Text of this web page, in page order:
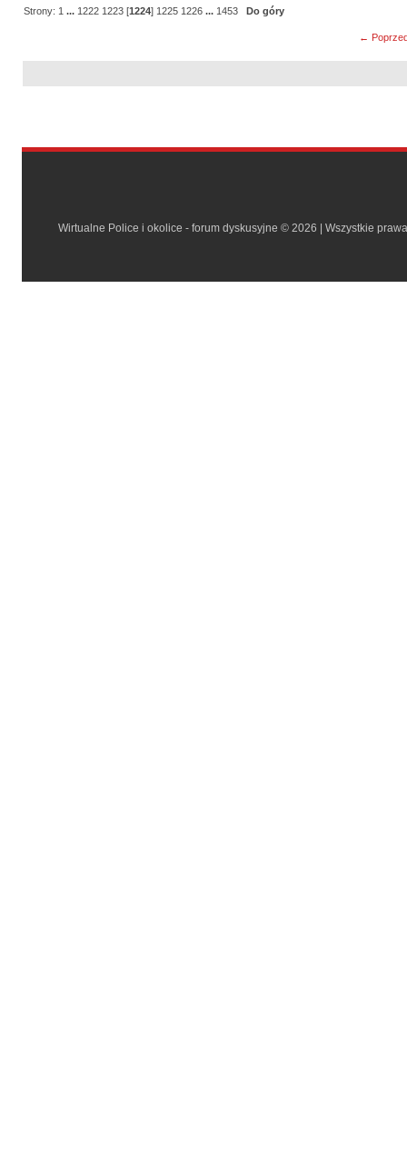
Strony: 1 ... 1222 1223 [1224] 1225 1226 ... 1453 Do góry
←
Wirtualne Police i okolice - forum dyskusyjne © 2026 | Wszystkie